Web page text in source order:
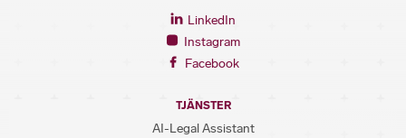
LinkedIn
Instagram
Facebook
TJÄNSTER
AI-Legal Assistant